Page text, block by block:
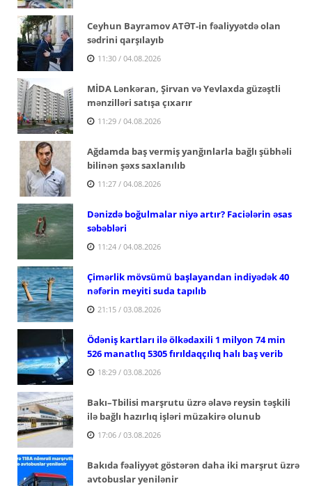
Ceyhun Bayramov ATƏT-in fəaliyyətdə olan
sədrini qarşılayıb
11:30 / 04.08.2026
MİDA Lənkəran, Şirvan və Yevlaxda güzəştli
mənzilləri satışa çıxarır
11:29 / 04.08.2026
Ağdamda baş vermiş yanğınlarla bağlı şübhəli
bilinən şəxs saxlanılıb
11:27 / 04.08.2026
Dənizdə boğulmalar niyə artır? Faciələrin əsas
səbəbləri
11:24 / 04.08.2026
Çimərlik mövsümü başlayandan indiyədək 40
nəfərin meyiti suda tapılıb
21:15 / 03.08.2026
Ödəniş kartları ilə ölkədaxili 1 milyon 74 min
526 manatlıq 5305 fırıldaqçılıq halı baş verib
18:29 / 03.08.2026
Bakı–Tbilisi marşrutu üzrə əlavə reysin təşkili
ilə bağlı hazırlıq işləri müzakirə olunub
17:06 / 03.08.2026
Bakıda fəaliyyət göstərən daha iki marşrut üzrə
avtobuslar yenilənir